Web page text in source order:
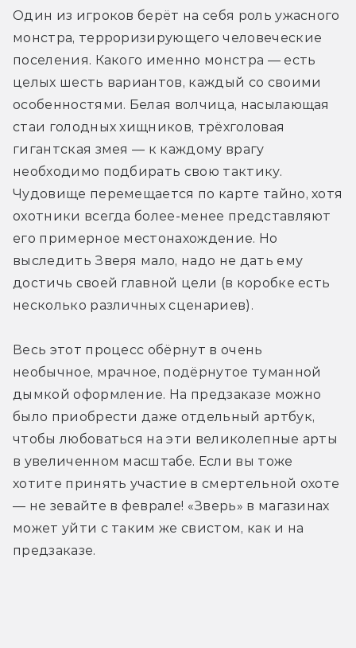
Один из игроков берёт на себя роль ужасного
монстра, терроризирующего человеческие
поселения. Какого именно монстра — есть
целых шесть вариантов, каждый со своими
особенностями. Белая волчица, насылающая
стаи голодных хищников, трёхголовая
гигантская змея — к каждому врагу
необходимо подбирать свою тактику.
Чудовище перемещается по карте тайно, хотя
охотники всегда более-менее представляют
его примерное местонахождение. Но
выследить Зверя мало, надо не дать ему
достичь своей главной цели (в коробке есть
несколько различных сценариев).
Весь этот процесс обёрнут в очень
необычное, мрачное, подёрнутое туманной
дымкой оформление. На предзаказе можно
было приобрести даже отдельный артбук,
чтобы любоваться на эти великолепные арты
в увеличенном масштабе. Если вы тоже
хотите принять участие в смертельной охоте
— не зевайте в феврале! «Зверь» в магазинах
может уйти с таким же свистом, как и на
предзаказе.